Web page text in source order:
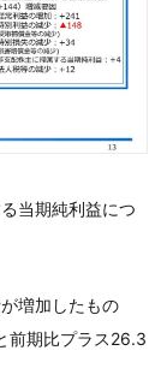
当期純利益につ
増加したもの
前期比プラス26.3